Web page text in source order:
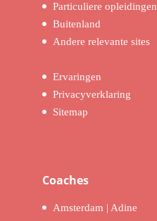
Particuliere opleidingen
Buitenland
Andere relevante sites
Ervaringen
Privacyverklaring
Sitemap
Coaches
Amsterdam | Adine